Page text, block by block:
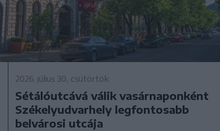
2026. július 30., csütörtök
Sétálóutcává válik vasárnaponként
Székelyudvarhely legfontosabb
belvárosi utcája